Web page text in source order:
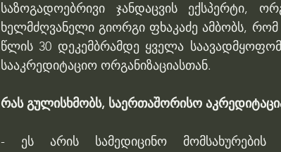
საზოგადოებრივი ჯანდაცვის ექსპერტი,
ხელმძღვანელი გიორგი ფხაკაძე ამბობს, რომ
წლის 30 დეკემბრამდე ყველა
სააკრედიტაციო ორგანიზაციასთან.
რას გულისხმობს, საერთაშორისო
- ეს არის სამედიცინო მომსახურების